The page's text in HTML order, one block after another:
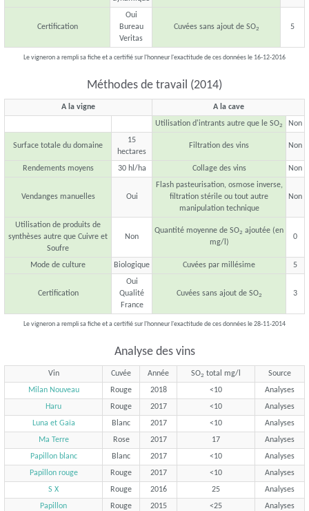
Certification
Oui
Bureau
Veritas
Cuvées sans ajout de SO2 5
Le vigneron a rempli sa fiche et a certifié sur l'honneur l'exactitude de ces données le 16-12-2016
Méthodes de travail (2014)
A la vigne
A la cave
Utilisation d'intrants autre que le SO2 Non
Surface totale du domaine
15
hectares
Filtration des vins Non
Rendements moyens 30 hl/ha Collage des vins Non
Vendanges manuelles Oui
Flash pasteurisation, osmose inverse,
filtration stérile ou tout autre
manipulation technique
Non
Utilisation de produits de
synthèses autre que Cuivre et
Soufre
Non
Quantité moyenne de SO2 ajoutée (en
mg/l)
0
Mode de culture Biologique Cuvées par millésime 5
Certification
Oui
Qualité
France
Cuvées sans ajout de SO2 3
Le vigneron a rempli sa fiche et a certifié sur l'honneur l'exactitude de ces données le 28-11-2014
Analyse des vins
Vin Cuvée Année SO2 total mg/l
Source
Milan Nouveau
Rouge 2018 <10
Analyses
Haru
Rouge 2017 <10
Analyses
Luna et Gaïa
Blanc 2017 <10
Analyses
Ma Terre
Rose 2017 17
Analyses
Papillon blanc
Blanc 2017 <10
Analyses
Papillon rouge
Rouge 2017 <10
Analyses
S X
Rouge 2016 25
Analyses
Papillon
Rouge 2015 <25
Analyses